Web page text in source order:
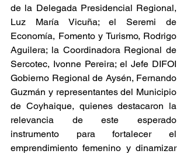
de la Delegada Presidencial Regional,
Luz María Vicuña; el Seremi de
Economía, Fomento y Turismo, Rodrigo
Aguilera; la Coordinadora Regional de
Sercotec, Ivonne Pereira; el Jefe DIFOI
Gobierno Regional de Aysén, Fernando
Guzmán y representantes del Municipio
de Coyhaique, quienes destacaron la
relevancia de este esperado
instrumento para fortalecer el
emprendimiento femenino y dinamizar